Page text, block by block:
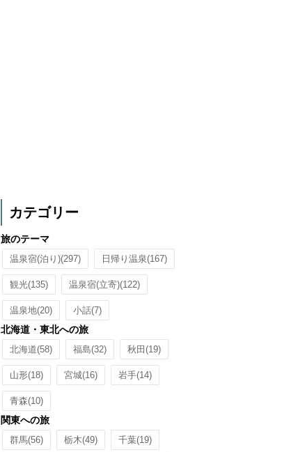
カテゴリー
旅のテーマ
温泉宿(泊り)(297) 日帰り温泉(167)
観光(135) 温泉宿(立寄)(122)
温泉地(20) 小話(7)
北海道・東北への旅
北海道(58) 福島(32) 秋田 (19)
山形(18) 宮城(16) 岩手(14)
青森(10)
関東への旅
群馬(56) 栃木(49) 千葉(19)